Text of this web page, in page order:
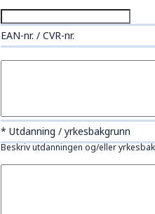
EAN-nr. / CVR-nr.
* Utdanning / yrkesbakgrunn
Beskriv utdanningen og/eller